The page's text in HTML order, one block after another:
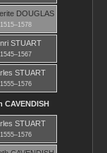
DOUGLAS
1515–1578
STUART
1545–1567
STUART
1555–1576
CAVENDISH
STUART
1555–1576